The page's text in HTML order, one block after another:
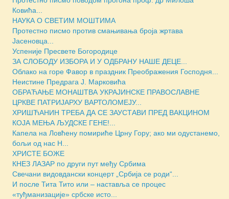
Ковића...
НАУКА О СВЕТИМ МОШТИМА
Протестно писмо против смањивања броја жртава
Јасеновца...
Успеније Пресвете Богородице
ЗА СЛОБОДУ ИЗБОРА И У ОДБРАНУ НАШЕ ДЕЦЕ...
Облако на горе Фавор в праздник Преображения Господня...
Неистине Предрага Ј. Марковића
ОБРАЋАЊЕ МОНАШТВА УКРАЈИНСКЕ ПРАВОСЛАВНЕ
ЦРКВЕ ПАТРИЈАРХУ ВАРТОЛОМЕЈУ...
ХРИШЋАНИН ТРЕБА ДА СЕ ЗАУСТАВИ ПРЕД ВАКЦИНОМ
КОЈА МЕЊА ЉУДСКЕ ГЕНЕ!...
Капела на Ловћену помириће Црну Гору; ако ми одустанемо,
бољи од нас Н...
ХРИСТЕ БОЖЕ
КНЕЗ ЛАЗАР по други пут међу Србима
Свечани видовдански концерт „Србија се роди“...
И после Тита Тито или – наставља се процес
«туђманизације» србске исто...